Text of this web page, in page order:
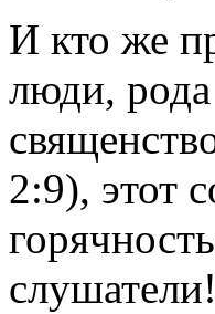
И кто же
люди,
2:9), этот
слушатели!